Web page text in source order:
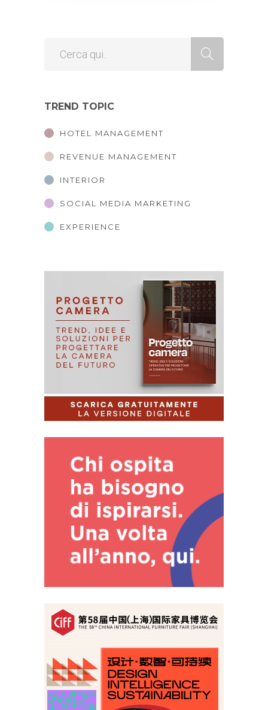
TREND TOPIC
HOTEL MANAGEMENT
REVENUE MANAGEMENT
INTERIOR
SOCIAL MEDIA MARKETING
EXPERIENCE